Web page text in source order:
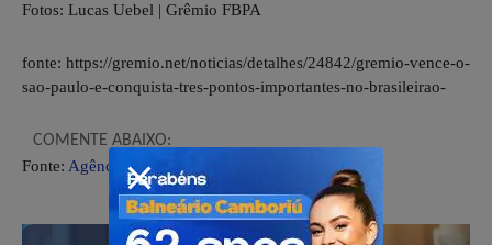
Fotos: Lucas Uebel | Grêmio FBPA
fonte: https://gremio.net/noticias/detalhes/24842/gremio-vence-o-
sao-paulo-e-conquista-tres-pontos-importantes-no-brasileirao-
COMENTE ABAIXO:
Fonte: Agência Esporte